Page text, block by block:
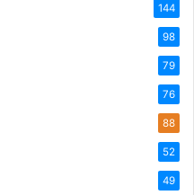
144
98
79
76
88
52
49